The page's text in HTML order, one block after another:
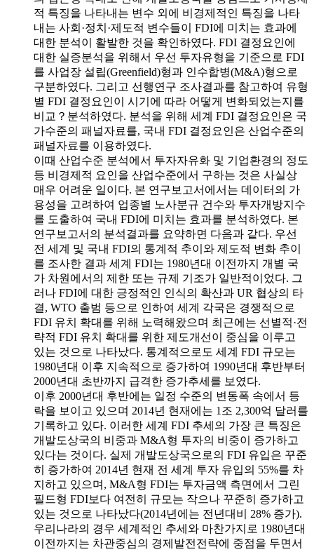
적 특징을 나타내는 변수 외에 비경제적인 특징을 나타
내는 사회·정치·제도적 변수들이 FDI에 미치는 효과에
대한 분석이 활발한 것을 확인하였다. FDI 결정요인에
대한 실증분석을 위해서 우선 투자유형을 기준으로 FDI
를 사업장 설립(Greenfield)형과 인수합병(M&A)형으로
구분하였다. 그리고 선행연구 조사결과를 참고하여 유형
별 FDI 결정요인이 시기에 따라 어떻게 변화되었는지를
비교？분석하였다. 분석을 위해 세계 FDI 결정요인은 국
가수준의 패널자료를, 국내 FDI 결정요인은 산업수준의
패널자료를 이용하였다.
이때 산업수준 분석에서 투자자유화 및 기업환경의 정도
등 비경제적 요인을 산업수준에서 구하는 것은 사실상
매우 어려운 일이다. 본 연구보고서에서는 데이터의 가
용성을 고려하여 업종별 노사분규 건수와 투자개방지수
를 도출하여 국내 FDI에 미치는 효과를 분석하였다. 본
연구보고서의 분석결과를 요약하면 다음과 같다. 우선
전 세계 및 국내 FDI의 통계적 추이와 제도적 변화 추이
를 조사한 결과 세계 FDI는 1980년대 이전까지 개별 국
가 차원에서의 제한 또는 규제 기조가 일반적이었다. 그
러나 FDI에 대한 긍정적인 인식의 확산과 UR 협상의 타
결, WTO 출범 등으로 인하여 세계 각국은 경쟁적으로
FDI 유치 확대를 위해 노력해왔으며 최근에는 선별적·전
략적 FDI 유치 확대를 위한 제도개선이 중심을 이루고
있는 것으로 나타났다. 통계적으로도 세계 FDI 규모는
1980년대 이후 지속적으로 증가하여 1990년대 후반부터
2000년대 초반까지 급격한 증가추세를 보였다.
이후 2000년대 후반에는 일정 수준의 변동폭 속에서 등
락을 보이고 있으며 2014년 현재에는 1조 2,300억 달러를
기록하고 있다. 이러한 세계 FDI 추세의 가장 큰 특징은
개발도상국의 비중과 M&A형 투자의 비중이 증가하고
있다는 것이다. 실제 개발도상국으로의 FDI 유입은 꾸준
히 증가하여 2014년 현재 전 세계 투자 유입의 55%를 차
지하고 있으며, M&A형 FDI는 투자금액 측면에서 그린
필드형 FDI보다 여전히 규모는 작으나 꾸준히 증가하고
있는 것으로 나타났다(2014년에는 전년대비 28% 증가).
우리나라의 경우 세계적인 추세와 마찬가지로 1980년대
이전까지는 차관중심의 경제발전전략에 중점을 두면서